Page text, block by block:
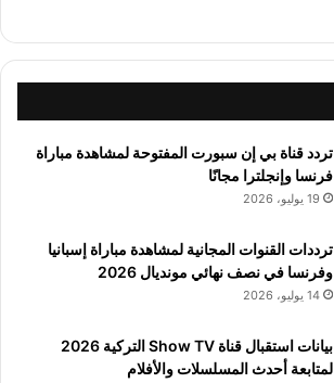
تردد قناة بي إن سبورت المفتوحة لمشاهدة مباراة
فرنسا وإنجلترا مجانًا
19 يوليو، 2026
ترددات القنوات المجانية لمشاهدة مباراة إسبانيا
وفرنسا في نصف نهائي مونديال 2026
14 يوليو، 2026
بيانات استقبال قناة Show TV التركية 2026
لمتابعة أحدث المسلسلات والأفلام